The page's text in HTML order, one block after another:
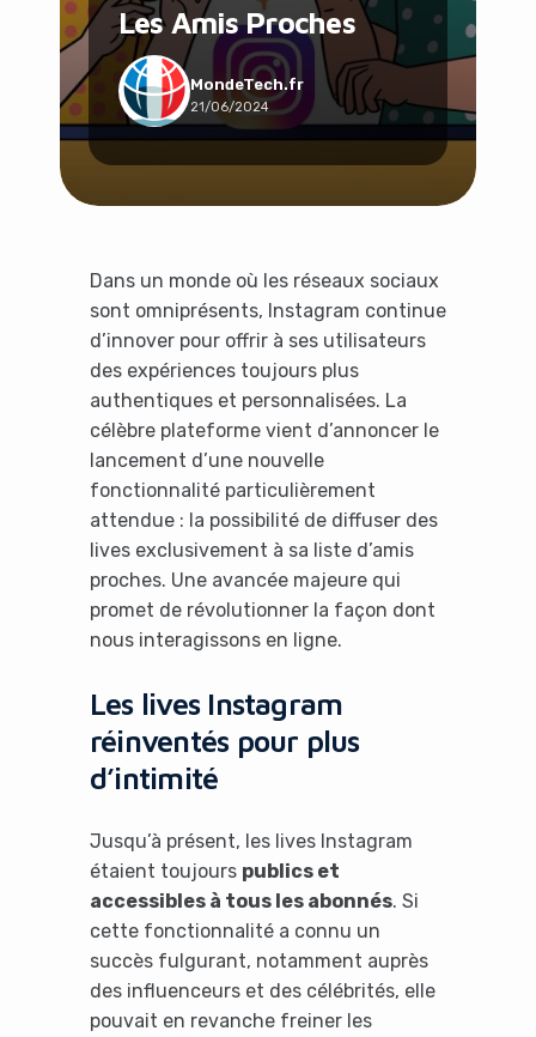
Les Amis Proches
MondeTech.fr
21/06/2024
Dans un monde où les réseaux sociaux
sont omniprésents, Instagram continue
d’innover pour offrir à ses utilisateurs
des expériences toujours plus
authentiques et personnalisées. La
célèbre plateforme vient d’annoncer le
lancement d’une nouvelle
fonctionnalité particulièrement
attendue : la possibilité de diffuser des
lives exclusivement à sa liste d’amis
proches. Une avancée majeure qui
promet de révolutionner la façon dont
nous interagissons en ligne.
Les lives Instagram
réinventés pour plus
d’intimité
Jusqu’à présent, les lives Instagram
étaient toujours publics et
accessibles à tous les abonnés. Si
cette fonctionnalité a connu un
succès fulgurant, notamment auprès
des influenceurs et des célébrités, elle
pouvait en revanche freiner les
Social & Communauté
Tech & Développement
Travail & Productivité
Voyage